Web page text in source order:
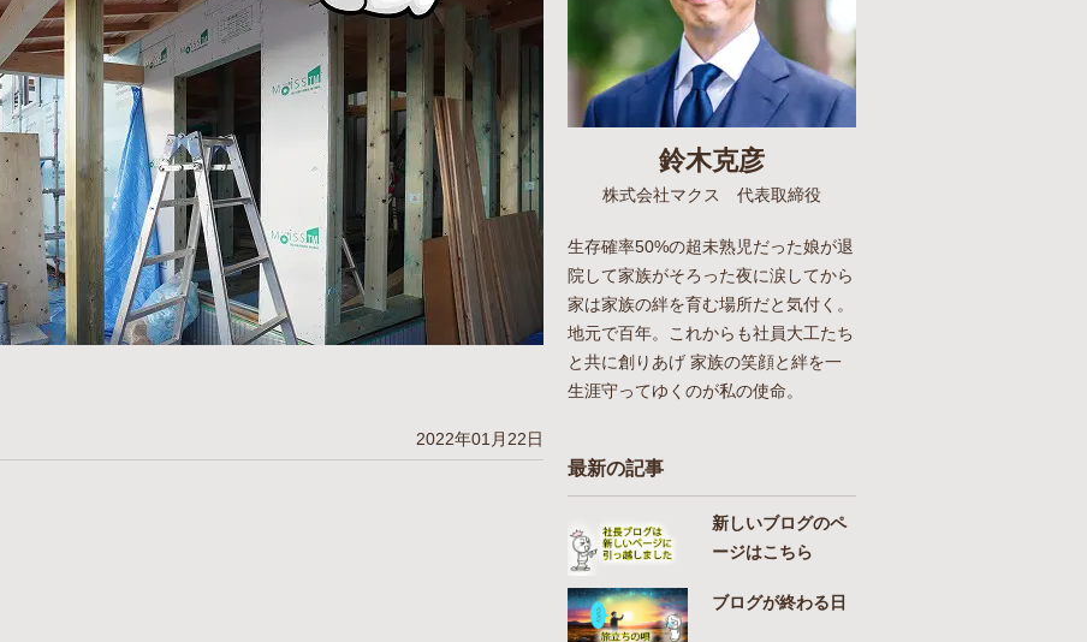
2022年01月22日
鈴木克彦
株式会社マクス 代表取締役
生存確率50%の超未熟児だった娘が退
院して家族がそろった夜に涙してから
家は家族の絆を育む場所だと気付く。
地元で百年。これからも社員大工たち
と共に創りあげ 家族の笑顔と絆を一
生涯守ってゆくのが私の使命。
最新の記事
新しいブログのペ
ージはこちら
ブログが終わる日